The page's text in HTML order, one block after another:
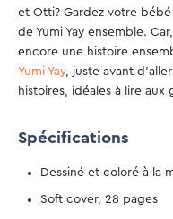
et Otti? Gardez votre
de Yumi Yay ensemble.
encore une histoire
Yumi Yay, juste avant
histoires, idéales à lire aux
Spécifications
Dessiné et coloré à la
Soft cover, 28 pages